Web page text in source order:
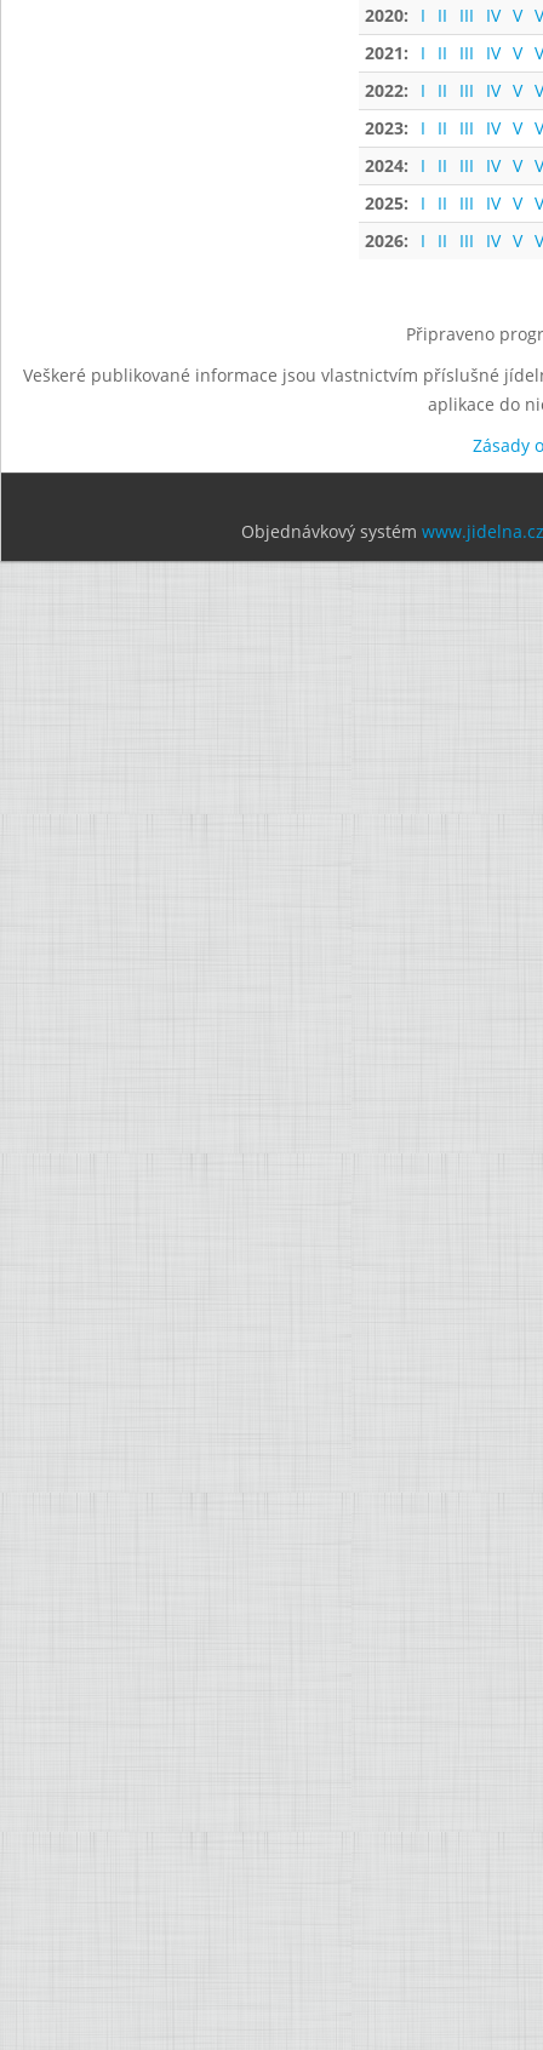
2020: I II III IV V
2021:
I II III IV V
2022:
I II III IV V
2023:
I II III IV V
2024:
I II III IV V
2025:
I II III IV V
2026:
I II III IV V
Připraveno
Veškeré publikované informace jsou vlastnictvím příslušné
aplikace do
Zásady
Objednávkový systém www.jidelna.cz